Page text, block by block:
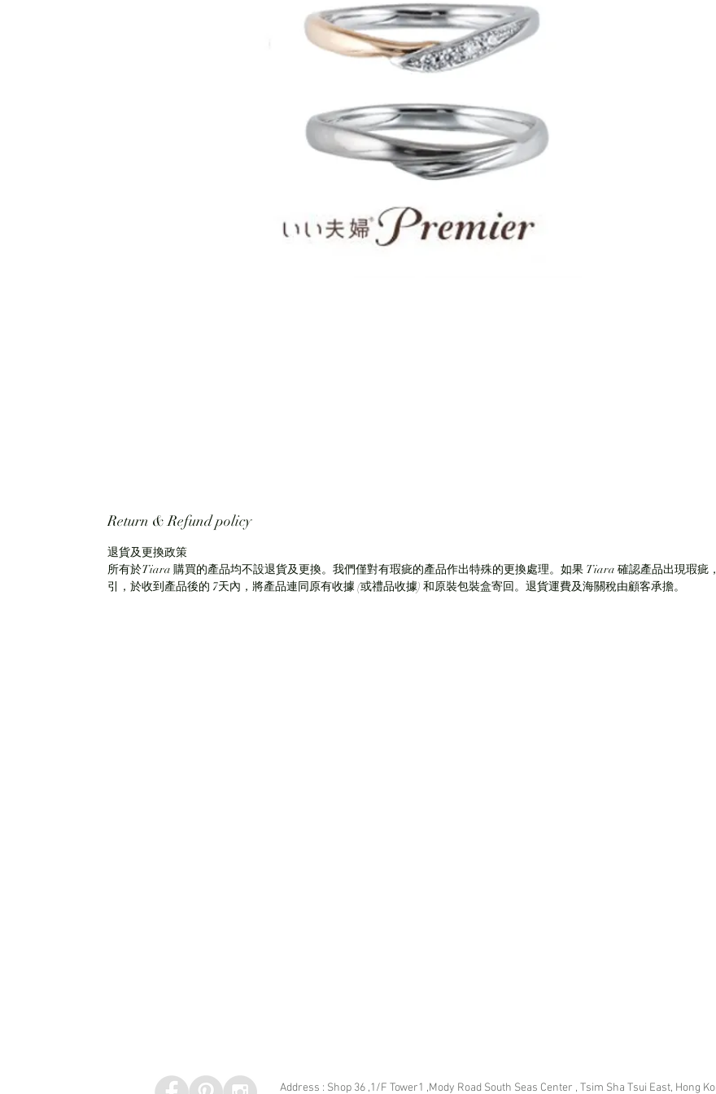
Return & Refund policy
退貨及更換政策
所有於Tiara 購買的產品均不設退貨及更換。我們僅對有瑕疵的產品作出特殊的更換處理。如果 Tiara 確認產品出現瑕
引，於收到產品後的 7天內，將產品連同原有收據 (或禮品收據) 和原裝包裝盒寄回。退貨運費及海關稅由顧客承擔。
Address : Shop 36 ,1/F Tower1 ,Mody Road South Seas Center , Tsim Sha Tsui East, Hong